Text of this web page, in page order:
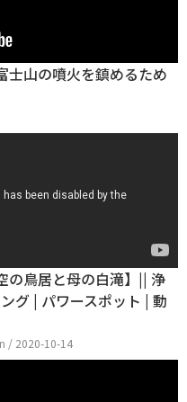
山の噴火を鎮めるため
の鳥居と母の白滝】|| 浄
グ | パワースポット | 動
/ 2020-10-14